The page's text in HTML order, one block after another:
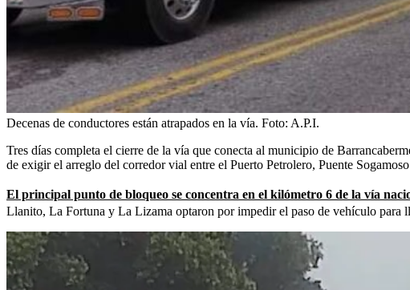
Decenas de conductores están atrapados en la vía. Foto: A.P.I.
Tres días completa el cierre de la vía que conecta al municipio de
de exigir el arreglo del corredor vial entre el Puerto Petrolero, Puente
El principal punto de bloqueo se concentra en el kilómetro 6 de la vía
Llanito, La Fortuna y La Lizama optaron por impedir el paso de vehículo para